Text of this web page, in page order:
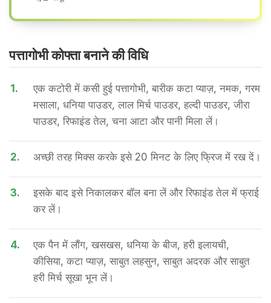
पत्तागोभी कोफ्ता बनाने की वि​धि
1.
एक कटोरी में कसी हुई पत्तागोभी, बारीक कटा प्याज़, नमक, गरम
मसाला, धनिया पाउडर, लाल मिर्च पाउडर, हल्दी पाउडर, जीरा
पाउडर, रिफाइंड तेल, चना आटा और पानी मिला लें।
2. अच्छी तरह मिक्स करके इसे 20 मिनट के लिए फ्रिज में रख दें।
3.
इसके बाद इसे निकालकर बॉल बना लें और रिफाइंड तेल में फ्राई
कर लें।
4.
एक पैन में लौंग, खसखस, धनिया के बीज, हरी इलायची,
कीसिया, कटा प्याज़, साबुत लहसुन, साबुत अदरक और साबुत
हरी मिर्च सूखा भून लें।